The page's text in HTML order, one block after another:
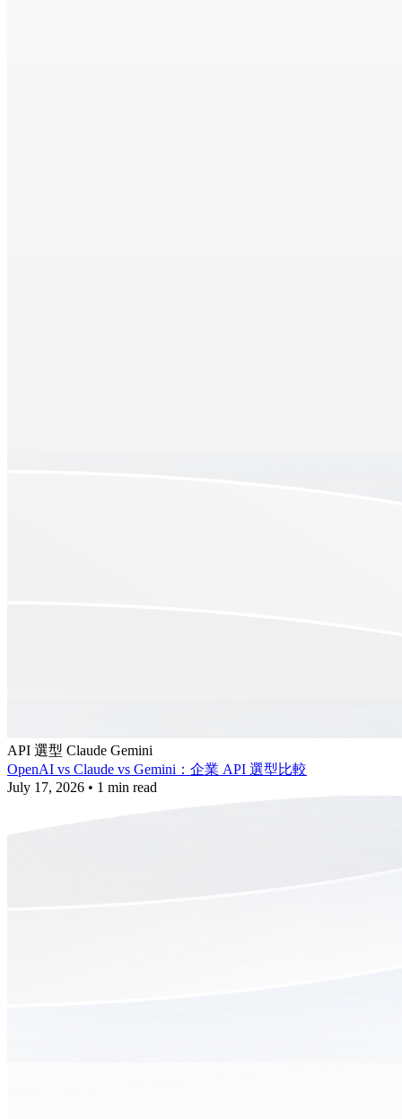
API 選型 Claude Gemini
OpenAI vs Claude vs Gemini：企業 API 選型比較
July 17, 2026 • 1 min read